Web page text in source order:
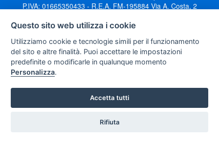
P.IVA: 01665350433 - R.E.A. FM-195884 Via A. Costa, 2
Questo sito web utilizza i cookie
Utilizziamo cookie e tecnologie simili per il funzionamento
del sito e altre finalità. Puoi accettare le impostazioni
predefinite o modificarle in qualunque momento
Personalizza.
Accetta tutti
Rifiuta